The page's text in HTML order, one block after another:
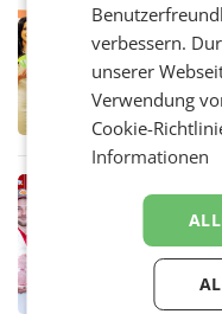
Eine
Über
Altstoff
Ober-
verbessern.
unserer
Verwendung
Cookie-
Informationen